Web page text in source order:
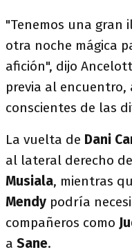
"Tenemos una gran
otra noche mágica
afición", dijo
previa al
conscientes de las
La vuelta de Dani
al lateral derecho
Musiala, mientras
Mendy podría
compañeros como
a Sane.